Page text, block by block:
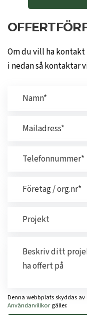
Om du vill ha
i nedan så kontaktar
Denna webbplats skyddas av
Användarvillkorgäller.